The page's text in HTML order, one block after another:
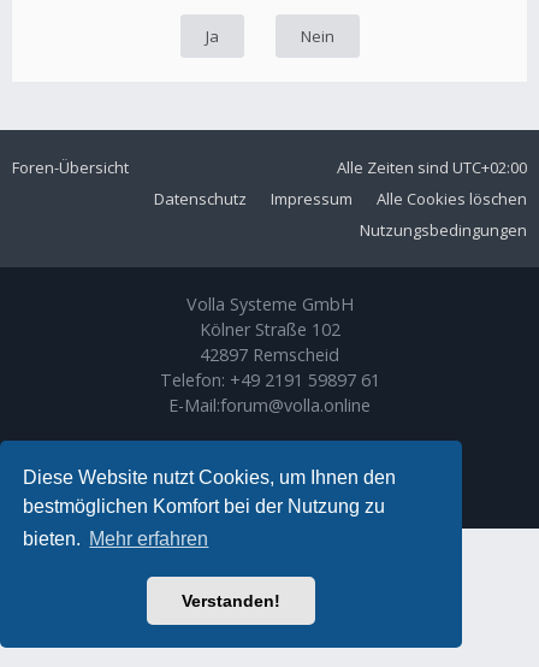
Diese Website nutzt Cookies, um Ihnen den
bestmöglichen Komfort bei der Nutzung zu
bieten. Mehr erfahren
Verstanden!
Foren-Übersicht Alle Zeiten sind UTC+02:00
Alle Cookies löschen
Impressum
Datenschutz
Nutzungsbedingungen
Volla Systeme GmbH
Kölner Straße 102
42897 Remscheid
Telefon: +49 2191 59897 61
E-Mail:forum@volla.online
Ariki Theme byGramziu